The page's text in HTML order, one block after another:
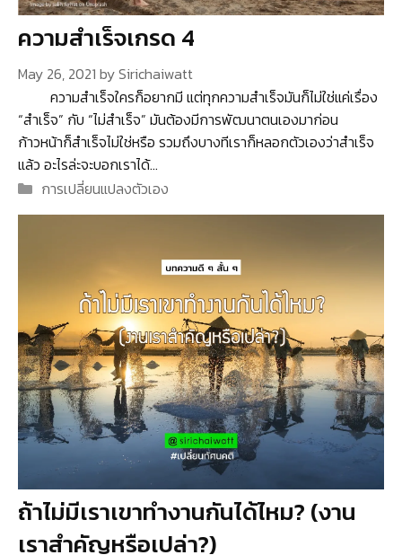
ความสำเร็จเกรด 4
May 26, 2021 bySirichaiwatt
ความสำเร็จใครก็อยากมี แต่ทุกความสำเร็จมันก็ไม่ใช่แค่เรื่อง
“สำเร็จ” กับ “ไม่สำเร็จ” มันต้องมีการพัฒนาตนเองมาก่อน
ก้าวหน้าก็สำเร็จไม่ใช่หรือ รวมถึงบางทีเราก็หลอกตัวเองว่าสำเร็จ
แล้ว อะไรล่ะจะบอกเราได้…
Categories
การเปลี่ยนแปลงตัวเอง
ถ้าไม่มีเราเขาทำงานกันได้ไหม? (งาน
เราสำคัญหรือเปล่า?)